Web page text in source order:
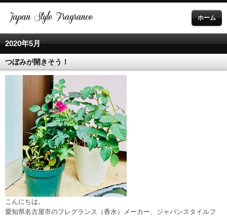
ホーム
2020年5月
つぼみが開きそう！
こんにちは。
愛知県名古屋市のフレグランス（香水）メーカー、ジャパンスタイルフ